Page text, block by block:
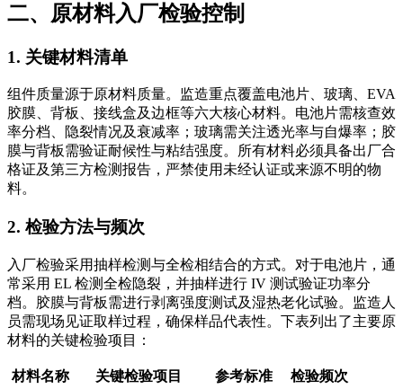
二、原材料入厂检验控制
1. 关键材料清单
组件质量源于原材料质量。监造重点覆盖电池片、玻璃、EVA
胶膜、背板、接线盒及边框等六大核心材料。电池片需核查效
率分档、隐裂情况及衰减率；玻璃需关注透光率与自爆率；胶
膜与背板需验证耐候性与粘结强度。所有材料必须具备出厂合
格证及第三方检测报告，严禁使用未经认证或来源不明的物
料。
2. 检验方法与频次
入厂检验采用抽样检测与全检相结合的方式。对于电池片，通
常采用 EL 检测全检隐裂，并抽样进行 IV 测试验证功率分
档。胶膜与背板需进行剥离强度测试及湿热老化试验。监造人
员需现场见证取样过程，确保样品代表性。下表列出了主要原
材料的关键检验项目：
材料名称 关键检验项目 参考标准
检验频次